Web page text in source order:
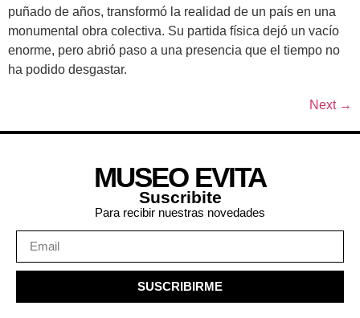
puñado de años, transformó la realidad de un país en una
monumental obra colectiva. Su partida física dejó un vacío
enorme, pero abrió paso a una presencia que el tiempo no
ha podido desgastar.
Next →
MUSEO EVITA
Suscribite
Para recibir nuestras novedades
SUSCRIBIRME